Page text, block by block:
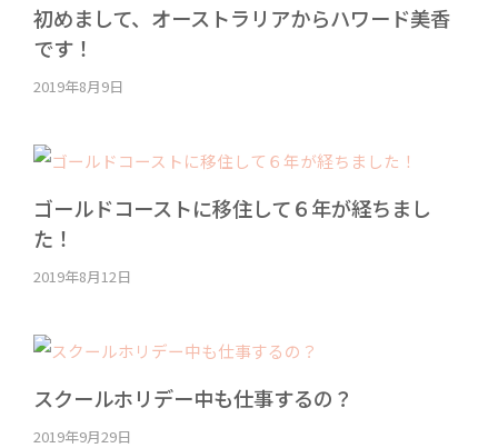
初めまして、オーストラリアからハワード美香
です！
2019年8月9日
ゴールドコーストに移住して６年が経ちまし
た！
2019年8月12日
スクールホリデー中も仕事するの？
2019年9月29日